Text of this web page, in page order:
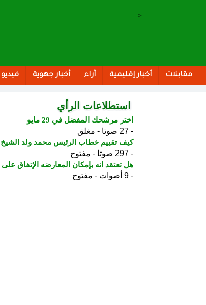
>
مقابلات أخبار إقليمية آراء أخبار جهوية فيديو
استطلاعات الرأي
اختر مرشحك المفضل في 29 مايو
- 27 صوتا - مغلق
كيف تقييم خطاب الرئيس محمد ولد الشيخ الغزواني
- 297 صوتا - مفتوح
هل تعتقد انه بإمكان المعارضه الإتفاق
- 9 أصوات - مفتوح